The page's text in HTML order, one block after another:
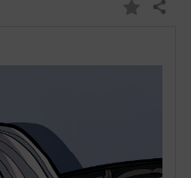
즐
공유하기